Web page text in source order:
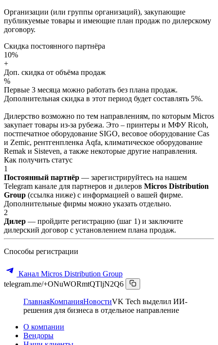
Организации (или группы организаций), закупающие
публикуемые товары и имеющие план продаж по дилерскому
договору.
Скидка постоянного партнёра
10%
+
Доп. скидка от объёма продаж
%
Первые 3 месяца можно работать без плана продаж.
Дополнительная скидка в этот период будет составлять 5%.
Дилерство возможно по тем направлениям, по которым Micros
закупает товары из-за рубежа. Это – принтеры и МФУ Ricoh,
постпечатное оборудование SIGO, весовое оборудование Cas
и Zemic, рентгенпленка Aqfa, климатическое оборудование
Remak и Sisteven, а также некоторые другие направления.
Как получить статус
1
Постоянный партнёр — зарегистрируйтесь на нашем
Telegram канале для партнеров и дилеров Micros Distribution
Group (ссылка ниже) с информацией о вашей фирме.
Дополнительные фирмы можно указать отдельно.
2
Дилер — пройдите регистрацию (шаг 1) и заключите
дилерский договор с установлением плана продаж.
Способы регистрации
Канал Micros Distribution Group
telegram.me/+ONuWORmtQTljN2Q6
ГлавнаяКомпанияНовостиVK Tech выделил ИИ-
решения для бизнеса в отдельное направление
О компании
Вендоры